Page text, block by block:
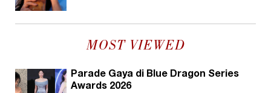
MOST VIEWED
Parade Gaya di Blue Dragon Series
Awards 2026